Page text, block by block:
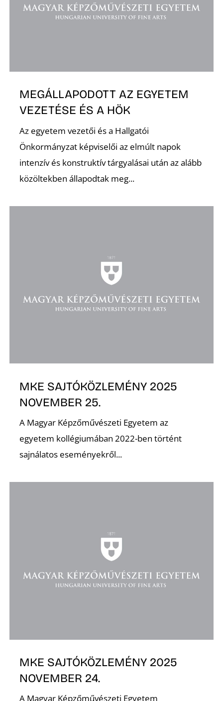
MEGÁLLAPODOTT AZ EGYETEM
VEZETÉSE ÉS A HÖK
Az egyetem vezetői és a Hallgatói
Önkormányzat képviselői az elmúlt napok
intenzív és konstruktív tárgyalásai után az alább
közöltekben állapodtak meg...
MKE SAJTÓKÖZLEMÉNY 2025
NOVEMBER 25.
A Magyar Képzőművészeti Egyetem az
egyetem kollégiumában 2022-ben történt
sajnálatos eseményekről...
MKE SAJTÓKÖZLEMÉNY 2025
NOVEMBER 24.
A Magyar Képzőművészeti Egyetem